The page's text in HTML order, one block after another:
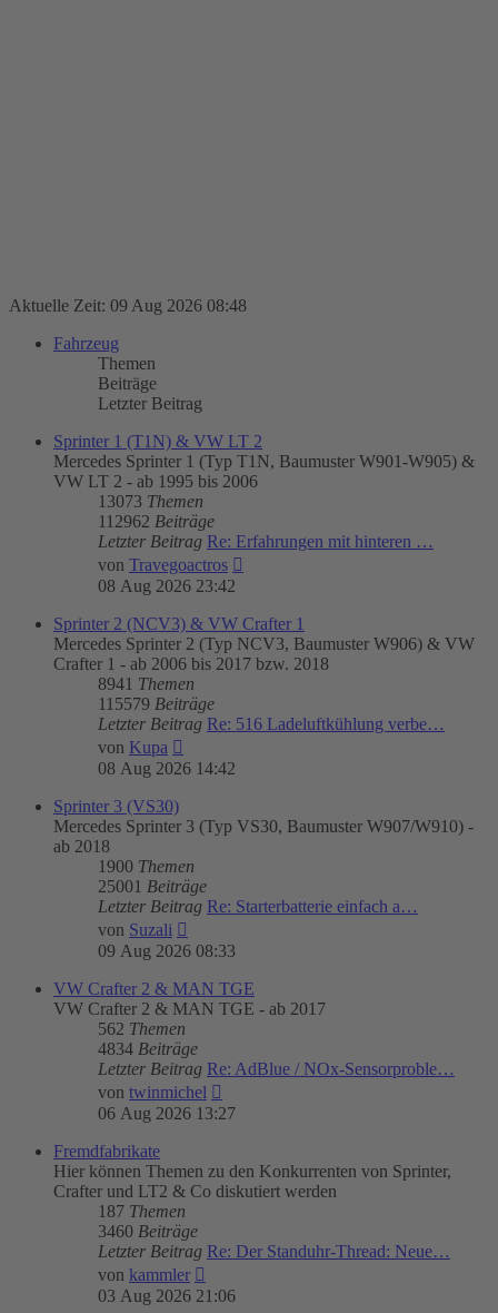
Aktuelle Zeit: 09 Aug 2026 08:48
Fahrzeug
Themen
Beiträge
Letzter Beitrag
Sprinter 1 (T1N) & VW LT 2
Mercedes Sprinter 1 (Typ T1N, Baumuster W901-W905) &
VW LT 2 - ab 1995 bis 2006
13073 Themen
112962 Beiträge
Letzter Beitrag Re: Erfahrungen mit hinteren …
von Travegoactros
08 Aug 2026 23:42
Sprinter 2 (NCV3) & VW Crafter 1
Mercedes Sprinter 2 (Typ NCV3, Baumuster W906) & VW
Crafter 1 - ab 2006 bis 2017 bzw. 2018
8941 Themen
115579 Beiträge
Letzter Beitrag Re: 516 Ladeluftkühlung verbe…
von Kupa
Beitrag
08 Aug 2026 14:42
Sprinter 3 (VS30)
Mercedes Sprinter 3 (Typ VS30, Baumuster W907/W910) -
ab 2018
1900 Themen
25001 Beiträge
Letzter Beitrag Re: Starterbatterie einfach a…
von Suzali
Beitrag
09 Aug 2026 08:33
VW Crafter 2 & MAN TGE
VW Crafter 2 & MAN TGE - ab 2017
562 Themen
4834 Beiträge
Letzter Beitrag Re: AdBlue / NOx-Sensorproble…
von twinmichel
Beitrag
06 Aug 2026 13:27
Fremdfabrikate
Hier können Themen zu den Konkurrenten von Sprinter,
Crafter und LT2 & Co diskutiert werden
187 Themen
3460 Beiträge
Letzter Beitrag Re: Der Standuhr-Thread: Neue…
von kammler
Beitrag
03 Aug 2026 21:06